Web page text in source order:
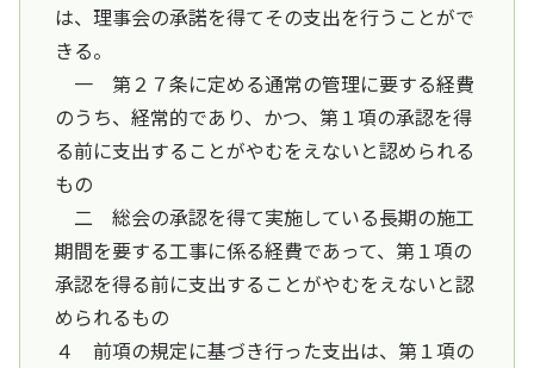
は、理事会の承諾を得てその支出を行うことがで
きる。
一 第２７条に定める通常の管理に要する経費
のうち、経常的であり、かつ、第１項の承認を得
る前に支出することがやむをえないと認められる
もの
二 総会の承認を得て実施している長期の施工
期間を要する工事に係る経費であって、第１項の
承認を得る前に支出することがやむをえないと認
められるもの
４ 前項の規定に基づき行った支出は、第１項の